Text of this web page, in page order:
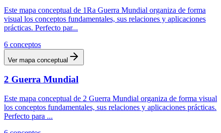
Este mapa conceptual de 1Ra Guerra Mundial organiza de forma
visual los conceptos fundamentales, sus relaciones y aplicaciones
prácticas. Perfecto par...
6 conceptos
Ver mapa conceptual
2 Guerra Mundial
Este mapa conceptual de 2 Guerra Mundial organiza de forma visual
los conceptos fundamentales, sus relaciones y aplicaciones prácticas.
Perfecto para ...